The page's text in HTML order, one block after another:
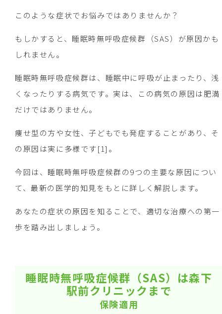
このような症状でお悩みではありませんか？
もしかすると、睡眠時無呼吸症候群（SAS）が原因かも
しれません。
睡眠時無呼吸症候群は、睡眠中に呼吸が止まったり、浅
くなったりする病気です。実は、この病気の原因は肥満
だけではありません。
痩せ型の方や女性、子どもでも発症することがあり、そ
の原因は実に多様です[1]。
今回は、睡眠時無呼吸症候群の9つの主要な原因につい
て、最新の医学的知見をもとに詳しく解説します。
あなたの症状の原因を知ることで、適切な治療への第一
歩を踏み出しましょう。
睡眠時無呼吸症候群（SAS）は森下
駅前クリニックまで
保険適用